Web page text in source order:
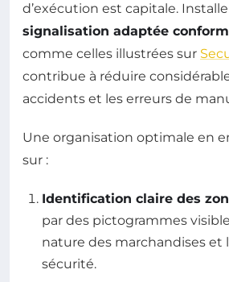
d’exécution est capitale.
signalisation adaptée
comme celles illustrées sur
contribue à réduire
accidents et les erreurs de
Une organisation optimale en
sur :
Identification claire des
par des pictogrammes
nature des marchandises et
sécurité.